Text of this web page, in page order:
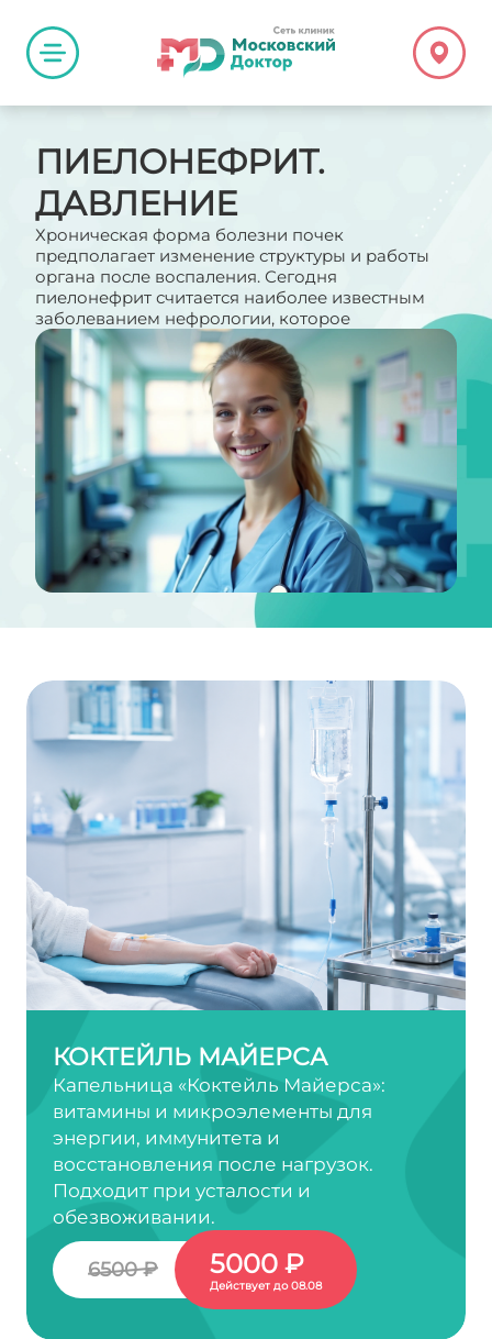
ПИЕЛОНЕФРИТ.
ДАВЛЕНИЕ
Хроническая форма болезни почек
предполагает изменение структуры и работы
органа после воспаления. Сегодня
пиелонефрит считается наиболее известным
заболеванием нефрологии, которое
КОКТЕЙЛЬ МАЙЕРСА
Капельница «Коктейль Майерса»:
витамины и микроэлементы для
энергии, иммунитета и
восстановления после нагрузок.
Подходит при усталости и
обезвоживании.
6500 ₽ 5000 ₽
Действует до 08.08